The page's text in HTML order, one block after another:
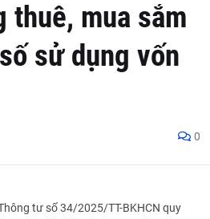
thuê, mua sắm
sử dụng vốn
0
tư số 34/2025/TT-BKHCN quy